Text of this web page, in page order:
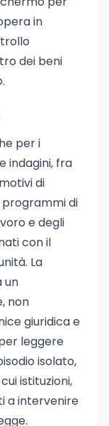
in
dei beni
per i
indagini, fra
di
programmi di
e degli
con il
La
un
non
giuridica e
leggere
isolato,
istituzioni,
a intervenire